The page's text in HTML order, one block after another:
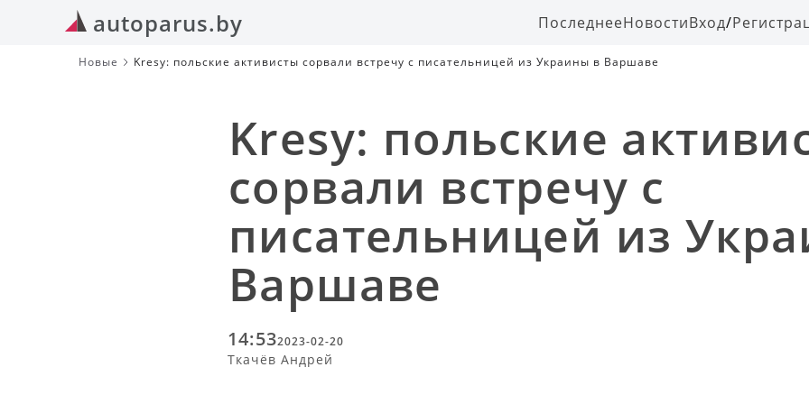
autoparus.by ПоследнееНовостиВход/
Новые Kresy: польские активисты сорвали встречу с писательницей из Украины в Варшаве
Kresy: польские
сорвали встречу с
писательницей из
Варшаве
14:532023-02-20
Ткачёв Андрей